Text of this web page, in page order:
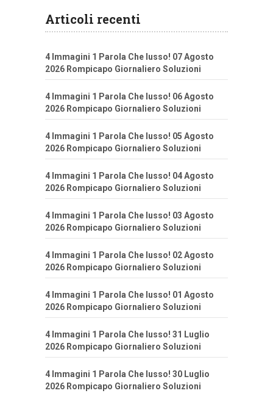
Articoli recenti
4 Immagini 1 Parola Che lusso! 07 Agosto
2026 Rompicapo Giornaliero Soluzioni
4 Immagini 1 Parola Che lusso! 06 Agosto
2026 Rompicapo Giornaliero Soluzioni
4 Immagini 1 Parola Che lusso! 05 Agosto
2026 Rompicapo Giornaliero Soluzioni
4 Immagini 1 Parola Che lusso! 04 Agosto
2026 Rompicapo Giornaliero Soluzioni
4 Immagini 1 Parola Che lusso! 03 Agosto
2026 Rompicapo Giornaliero Soluzioni
4 Immagini 1 Parola Che lusso! 02 Agosto
2026 Rompicapo Giornaliero Soluzioni
4 Immagini 1 Parola Che lusso! 01 Agosto
2026 Rompicapo Giornaliero Soluzioni
4 Immagini 1 Parola Che lusso! 31 Luglio
2026 Rompicapo Giornaliero Soluzioni
4 Immagini 1 Parola Che lusso! 30 Luglio
2026 Rompicapo Giornaliero Soluzioni